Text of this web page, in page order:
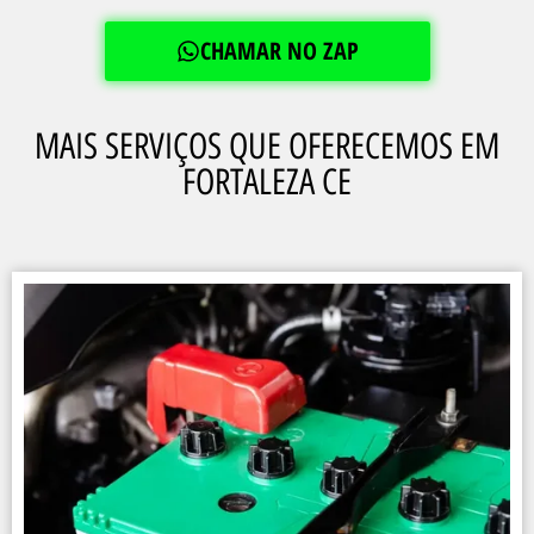
CHAMAR NO ZAP
MAIS SERVIÇOS QUE OFERECEMOS EM
FORTALEZA CE